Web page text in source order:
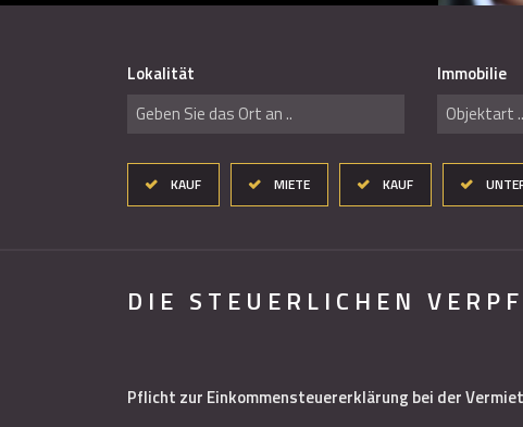
Lokalität
Geben Sie das Ort an ..
Immobilie
Objektart ..
KAUF MIETE KAUF
DIE STEUERLICHEN
Pflicht zur Einkommensteuererklärung bei der